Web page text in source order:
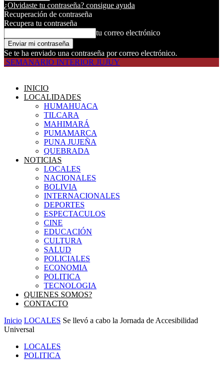
¿Olvidaste tu contraseña? consigue ayuda
Recuperación de contraseña
Recupera tu contraseña
tu correo electrónico
Se te ha enviado una contraseña por correo electrónico.
SEMANARIO INTERIOR JUJUY
INICIO
LOCALIDADES
HUMAHUACA
TILCARA
MAHIMARÁ
PUMAMARCA
PUNA JUJEÑA
QUEBRADA
NOTICIAS
LOCALES
NACIONALES
BOLIVIA
INTERNACIONALES
DEPORTES
ESPECTACULOS
CINE
EDUCACIÓN
CULTURA
SALUD
POLICIALES
ECONOMIA
POLITICA
TECNOLOGIA
QUIENES SOMOS?
CONTACTO
Inicio LOCALES Se llevó a cabo la Jornada de Accesibilidad
Universal
LOCALES
POLITICA